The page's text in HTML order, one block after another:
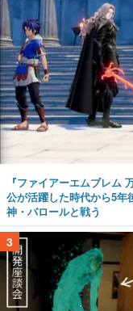
『ファイアーエムブレム
公が活躍した時代から5年
神・バロールと戦う
3